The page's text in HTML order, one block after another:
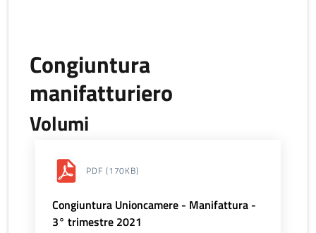
Congiuntura
manifatturiero
Volumi
PDF (170KB)
Congiuntura Unioncamere - Manifattura -
3° trimestre 2021